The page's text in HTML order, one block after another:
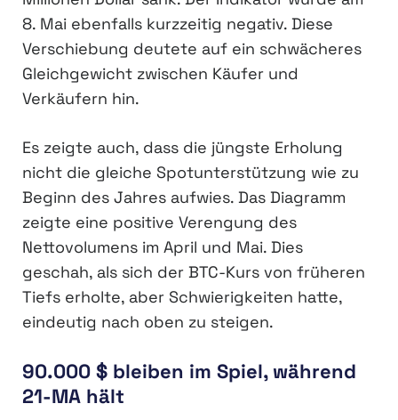
8. Mai ebenfalls kurzzeitig negativ. Diese
Verschiebung deutete auf ein schwächeres
Gleichgewicht zwischen Käufer und
Verkäufern hin.
Es zeigte auch, dass die jüngste Erholung
nicht die gleiche Spotunterstützung wie zu
Beginn des Jahres aufwies. Das Diagramm
zeigte eine positive Verengung des
Nettovolumens im April und Mai. Dies
geschah, als sich der BTC-Kurs von früheren
Tiefs erholte, aber Schwierigkeiten hatte,
eindeutig nach oben zu steigen.
90.000 $ bleiben im Spiel, während
21-MA hält